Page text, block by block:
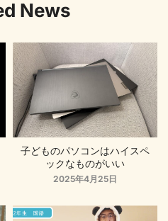
News
子どものパソコンはハイスペ
ックなものがいい
2025年4月25日